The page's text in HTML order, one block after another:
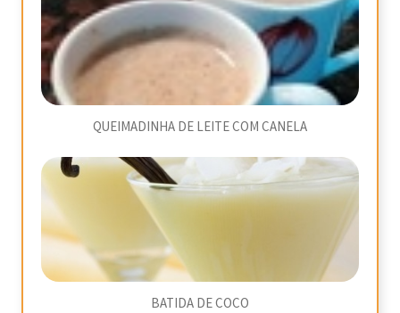
QUEIMADINHA DE LEITE COM CANELA
BATIDA DE COCO